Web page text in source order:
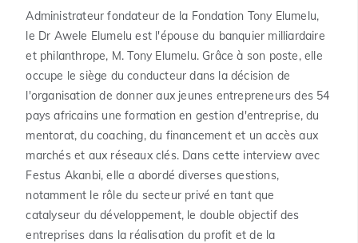
Administrateur fondateur de la Fondation Tony Elumelu,
le Dr Awele Elumelu est l'épouse du banquier milliardaire
et philanthrope, M. Tony Elumelu. Grâce à son poste, elle
occupe le siège du conducteur dans la décision de
l'organisation de donner aux jeunes entrepreneurs des 54
pays africains une formation en gestion d'entreprise, du
mentorat, du coaching, du financement et un accès aux
marchés et aux réseaux clés. Dans cette interview avec
Festus Akanbi, elle a abordé diverses questions,
notamment le rôle du secteur privé en tant que
catalyseur du développement, le double objectif des
entreprises dans la réalisation du profit et de la